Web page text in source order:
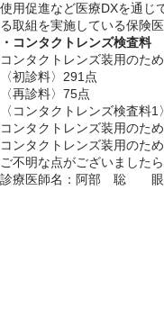
使用促進など医療DXを通じ
る取組を実施している保険医
・コンタクトレンズ検査料
コンタクトレンズ装用のた
〈初診料〉291点
〈再診料〉75点
〈コンタクトレンズ検査料1
コンタクトレンズ装用のた
コンタクトレンズ装用のた
ご不明な点がございました
診療医師名：阿部 聡 眼